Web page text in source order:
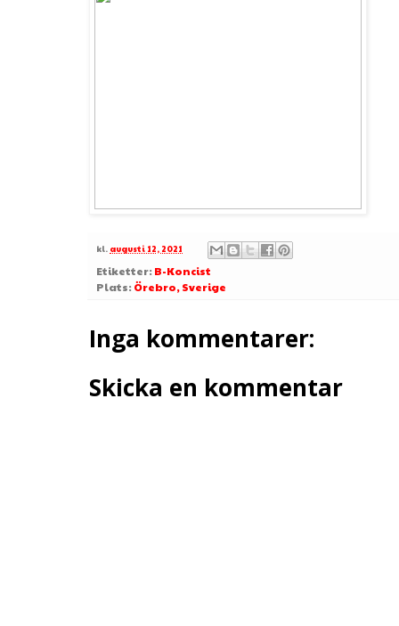
kl. augusti 12, 2021
Etiketter: B-Koncist
Plats: Örebro, Sverige
Inga kommentarer:
Skicka en kommentar